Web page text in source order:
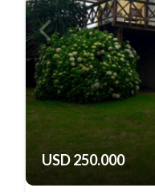
USD 250.000